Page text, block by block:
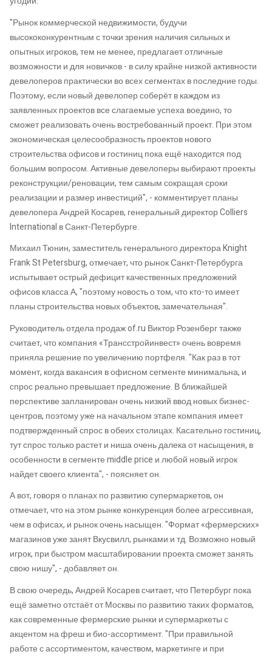
"Рынок коммерческой недвижимости, будучи
высококонкурентным с точки зрения наличия сильных и
опытных игроков, тем не менее, предлагает отличные
возможности и для новичков - в силу крайне низкой активности
девелоперов практически во всех сегментах в последние годы.
Поэтому, если новый девелопер соберёт в каждом из
заявленных проектов все слагаемые успеха воедино, то
сможет реализовать очень востребованный проект. При этом
экономическая целесообразность проектов нового
строительства офисов и гостиниц пока ещё находится под
большим вопросом. Активные девелоперы выбирают проекты
реконструкции/реновации, тем самым сокращая сроки
реализации и размер инвестиций", - комментирует планы
девелопера Андрей Косарев, генеральный директор Colliers
International в Санкт-Петербурге.
Михаил Тюнин, заместитель генерального директора Knight
Frank St Petersburg, отмечает, что рынок Санкт-Петербурга
испытывает острый дефицит качественных предложений
офисов класса А, "поэтому новость о том, что кто-то имеет
планы строительства новых объектов, замечательная".
Руководитель отдела продаж of.ru Виктор Розенберг также
считает, что компания «Трансстройинвест» очень вовремя
приняла решение по увеличению портфеля. "Как раз в тот
момент, когда вакансия в офисном сегменте минимальна, и
спрос реально превышает предложение. В ближайшей
перспективе запланирован очень низкий ввод новых бизнес-
центров, поэтому уже на начальном этапе компания имеет
подтвержденный спрос в обеих столицах. Касательно гостиниц,
тут спрос только растет и ниша очень далека от насыщения, в
особенности в сегменте middle price и любой новый игрок
найдет своего клиента", - поясняет он.
А вот, говоря о планах по развитию супермаркетов, он
отмечает, что на этом рынке конкуренция более агрессивная,
чем в офисах, и рынок очень насыщен. "Формат «фермерских»
магазинов уже занят Вкусвилл, рынками и тд. Возможно новый
игрок, при быстром масштабировании проекта сможет занять
свою нишу", - добавляет он.
В свою очередь, Андрей Косарев считает, что Петербург пока
ещё заметно отстаёт от Москвы по развитию таких форматов,
как современные фермерские рынки и супермаркеты с
акцентом на фреш и био-ассортимент. "При правильной
работе с ассортиментом, качеством, маркетинге и при